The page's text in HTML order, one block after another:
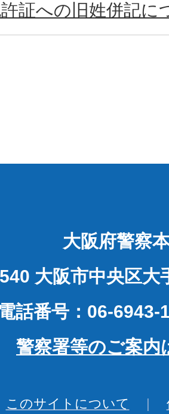
証への旧姓併記に
大阪府警察
大阪市中央区大
電話番号：06-6943-
警察署等のご案内
このサイトについて